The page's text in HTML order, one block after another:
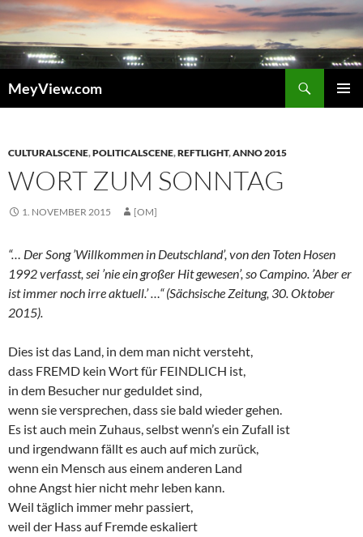
Zum
Inhalt
springen
MeyView.com
CULTURALSCENE,POLITICALSCENE,REFTLIGHT,ANNO 2015
WORT ZUM SONNTAG
1. NOVEMBER 2015 [OM]
“… Der Song ’Willkommen in Deutschland’, von den Toten Hosen
1992 verfasst, sei ’nie ein großer Hit gewesen’, so Campino. ’Aber er
ist immer noch irre aktuell.’ …“ (Sächsische Zeitung, 30. Oktober
2015).
Dies ist das Land, in dem man nicht versteht,
dass FREMD kein Wort für FEINDLICH ist,
in dem Besucher nur geduldet sind,
wenn sie versprechen, dass sie bald wieder gehen.
Es ist auch mein Zuhaus, selbst wenn’s ein Zufall ist
und irgendwann fällt es auch auf mich zurück,
wenn ein Mensch aus einem anderen Land
ohne Angst hier nicht mehr leben kann.
Weil täglich immer mehr passiert,
weil der Hass auf Fremde eskaliert